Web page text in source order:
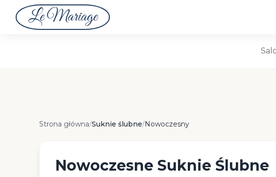
Le Mariage
Nowoczesne Suknie Ślubne
Strona główna/Suknie ślubne/Nowoczesny
Nowoczesne Suknie Ślubne